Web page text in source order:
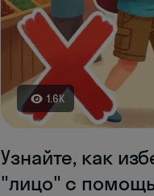
1.6K
Узнайте, как
"лицо" с